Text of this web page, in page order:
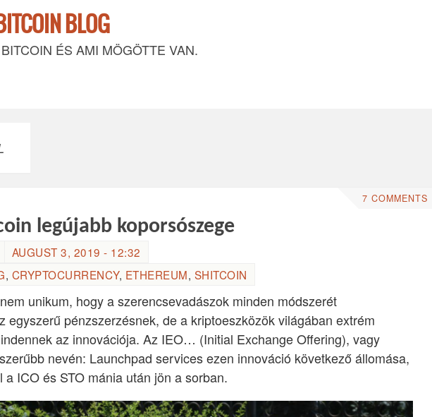
BLOG
ÉS AMI MÖGÖTTE VAN.
7 COMMENTS
legújabb koporsószege
AUGUST 3, 2019 - 12:32
, CRYPTOCURRENCY, ETHEREUM, SHITCOIN
unikum, hogy a szerencsevadászok minden módszerét
egyszerű pénzszerzésnek, de a kriptoeszközök világában extrém
az innovációja. Az IEO… (Initial Exchange Offering), vagy
nevén: Launchpad services ezen innováció következő állomása,
a ICO és STO mánia után jön a sorban.